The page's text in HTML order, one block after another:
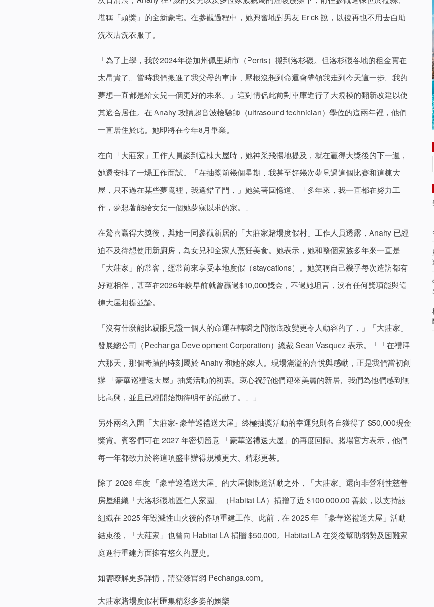
堪稱「頭獎」的全新豪宅。在參觀過程中，她興奮地對男友 Erick 說，以後再也不用去自助
洗衣店洗衣服了。
「為了上學，我於2024年從加州佩里斯市（Perris）搬到洛杉磯。但洛杉磯各地的租金實在
太昂貴了。當時我們搬進了我父母的車庫，壓根沒想到命運會帶領我走到今天這一步。我的
夢想一直都是給女兒一個更好的未來。」這對情侶此前對車庫進行了大規模的翻新改建以使
其適合居住。在 Anahy 攻讀超音波檢驗師（ultrasound technician）學位的這兩年裡，他們
一直居住於此。她即將在今年8月畢業。
在向「大莊家」工作人員談到這棟大屋時，她神采飛揚地提及，就在贏得大獎後的下一週，
她還安排了一場工作面試。「在抽獎前幾個星期，我甚至好幾次夢見過這個比賽和這棟大
屋，只不過在某些夢境裡，我選錯了門，」她笑著回憶道。「多年來，我一直都在努力工
作，夢想著能給女兒一個她夢寐以求的家。」
在驚喜贏得大獎後，與她一同參觀新居的「大莊家賭場度假村」工作人員透露，Anahy 已經
迫不及待想使用新廚房，為女兒和全家人烹飪美食。她表示，她和整個家族多年來一直是
「大莊家」的常客，經常前來享受本地度假（staycations）。她笑稱自己幾乎每次造訪都有
好運相伴，甚至在2026年較早前就曾贏過$10,000獎金，不過她坦言，沒有任何獎項能與這
棟大屋相提並論。
「沒有什麼能比親眼見證一個人的命運在轉瞬之間徹底改變更令人動容的了，」「大莊家」
發展總公司（Pechanga Development Corporation）總裁 Sean Vasquez 表示。「「在禮拜
六那天，那個奇蹟的時刻屬於 Anahy 和她的家人。現場滿溢的喜悅與感動，正是我們當初創
辦 「豪華巡禮送大屋」抽獎活動的初衷。衷心祝賀他們迎來美麗的新居。我們為他們感到無
比高興，並且已經開始期待明年的活動了。」」
另外兩名入圍「大莊家- 豪華巡禮送大屋」終極抽獎活動的幸運兒則各自獲得了 $50,000現金
獎賞。賓客們可在 2027 年密切留意 「豪華巡禮送大屋」的再度回歸。賭場官方表示，他們
每一年都致力於將這項盛事辦得規模更大、精彩更甚。
除了 2026 年度 「豪華巡禮送大屋」的大屋慷慨送活動之外，「大莊家」還向非營利性慈善
房屋組織「大洛杉磯地區仁人家園」（Habitat LA）捐贈了近 $100,000.00 善款，以支持該
組織在 2025 年毀滅性山火後的各項重建工作。此前，在 2025 年 「豪華巡禮送大屋」活動
結束後，「大莊家」也曾向 Habitat LA 捐贈 $50,000。Habitat LA 在災後幫助弱勢及困難家
庭進行重建方面擁有悠久的歷史。
如需瞭解更多詳情，請登錄官網 Pechanga.com。
大莊家賭場度假村匯集精彩多姿的娛樂